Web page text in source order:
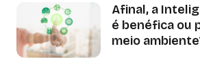
Afinal, a
é benéfica ou
meio